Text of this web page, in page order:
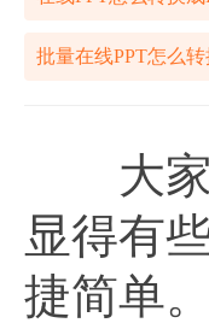
大家
显得有
捷简单